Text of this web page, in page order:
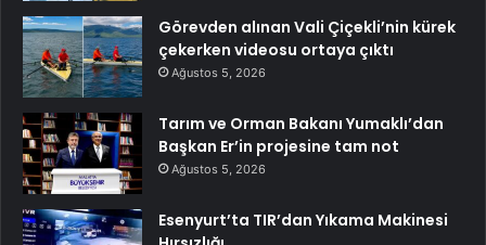
Görevden alınan Vali Çiçekli’nin kürek
çekerken videosu ortaya çıktı
Ağustos 5, 2026
Tarım ve Orman Bakanı Yumaklı’dan
Başkan Er’in projesine tam not
Ağustos 5, 2026
Esenyurt’ta TIR’dan Yıkama Makinesi